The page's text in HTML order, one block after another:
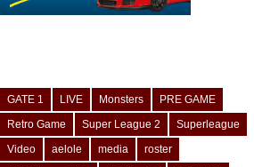
GATE 1 LIVE Monsters
PRE GAME
Retro Game
Super League 2
Superleague
Video
aelole media
roster